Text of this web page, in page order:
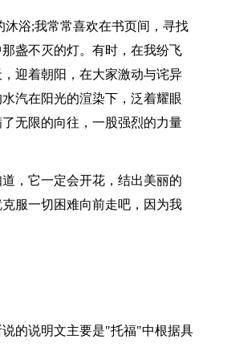
浴;我常常喜欢在书页间，寻找
盏不灭的灯。有时，在我纷飞
迎着朝阳，在大家激动与诧异
汽在阳光的渲染下，泛着耀眼
无限的向往，一股强烈的力量
，它一定会开花，结出美丽的
服一切困难向前走吧，因为我
的说明文主要是"托福"中根据具